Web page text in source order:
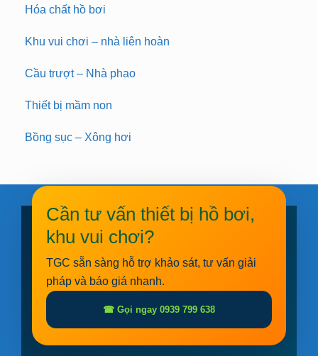
Hóa chất hồ bơi
Khu vui chơi – nhà liên hoàn
Cầu trượt – Nhà phao
Thiết bị mầm non
Bồng sục – Xông hơi
Cần tư vấn thiết bị hồ bơi,
khu vui chơi?
TGC sẵn sàng hỗ trợ khảo sát, tư vấn giải
pháp và báo giá nhanh.
☎ Gọi ngay 0939 799 638